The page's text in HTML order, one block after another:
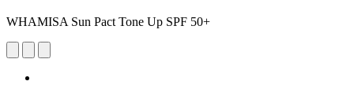
WHAMISA Sun Pact Tone Up SPF 50+